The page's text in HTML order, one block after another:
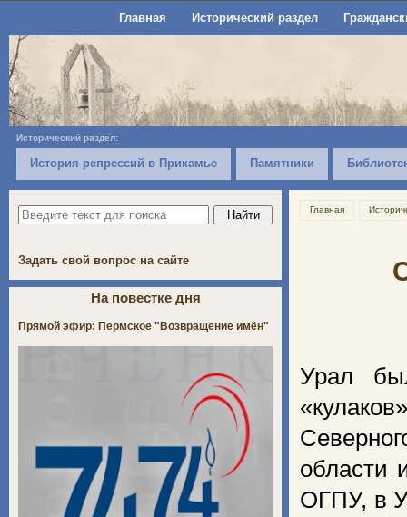
Главная Исторический раздел
Исторический раздел:
История репрессий в Прикамье Памятники
Главная
Урал
области
ОГПУ, в
Задать свой вопрос на сайте
На повестке дня
Прямой эфир: Пермское "Возвращение имён"